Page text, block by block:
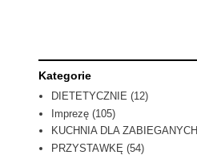
Kategorie
DIETETYCZNIE (12)
Imprezę (105)
KUCHNIA DLA ZABIEGANYCH
PRZYSTAWKĘ (54)